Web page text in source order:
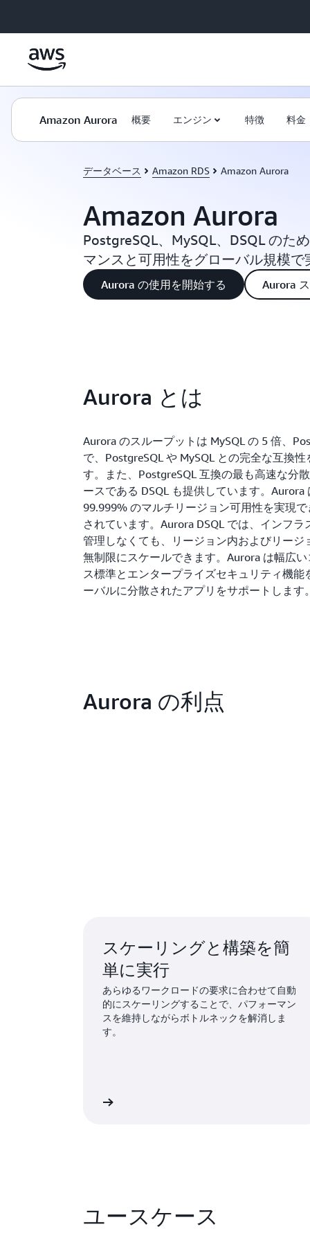
Amazon Aurora 概要 エンジン 特徴 料金
データベース Amazon RDS Amazon Aurora
Amazon Aurora
PostgreSQL、MySQL、DSQL のた
マンスと可用性をグローバル規模で
Aurora の使用を開始する Aurora
Aurora とは
Aurora のスループットは MySQL の 5 倍、
で、PostgreSQL や MySQL との完全な互換
す。また、PostgreSQL 互換の最も高速な分
ースである DSQL も提供しています。Aurora
99.999% のマルチリージョン可用性を実現
されています。Aurora DSQL では、インフラ
管理しなくても、リージョン内およびリージ
無制限にスケールできます。Aurora は幅広
ス標準とエンタープライズセキュリティ機能
ーバルに分散されたアプリをサポートします
Aurora の利点
スケーリングと構築を簡
単に実行
あらゆるワークロードの要求に合わせて自動
的にスケーリングすることで、パフォーマン
スを維持しながらボトルネックを解消しま
す。
ユースケース